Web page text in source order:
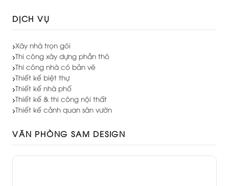
DỊCH VỤ
Xây nhà trọn gói
Thi công xây dựng phần thô
Thi công nhà có bản vẽ
Thiết kế biệt thự
Thiết kế nhà phố
Thiết kế & thi công nội thất
Thiết kế cảnh quan sân vườn
VĂN PHÒNG SAM DESIGN